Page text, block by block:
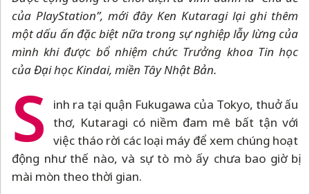
của PlayStation”, mới đây Ken Kutaragi lại ghi thêm
một dấu ấn đặc biệt nữa trong sự nghiệp lẫy lừng của
mình khiđược bổ nhiệm chức Trưởng khoa Tin học
của Đại học Kindai, miền Tây Nhật Bản.
S
inh ra tại quận Fukugawa của Tokyo, thuở ấu
thơ, Kutaragi có niềm đam mê bất tận với
việc tháo rời các loại máy để xem chúng hoạt
động như thế nào, và sự tò mò ấy chưa bao giờ bị
mài mòn theo thời gian.